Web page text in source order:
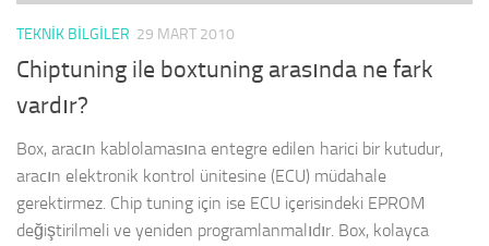
TEKNIK BILGILER 29 MART 2010
Chiptuning ile boxtuning arasında ne fark
vardır?
Box, aracın kablolamasına entegre edilen harici bir kutudur,
aracın elektronik kontrol ünitesine (ECU) müdahale
gerektirmez. Chip tuning için ise ECU içerisindeki EPROM
değiştirilmeli ve yeniden programlanmalıdır. Box, kolayca